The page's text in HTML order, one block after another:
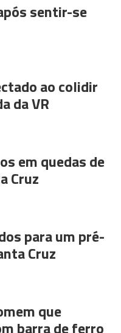
sentir-se
ao colidir
da VR
em quedas de
Cruz
para um pré-
Cruz
que
barra de ferro